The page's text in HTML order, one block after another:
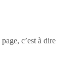
c’est à dire